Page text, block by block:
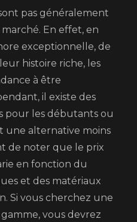
pas généralement
En effet, en
exceptionnelle, de
histoire riche, les
à être
il existe des
pour les débutants ou
une alternative moins
de noter que le prix
en fonction du
et des matériaux
Si vous cherchez une
vous devrez